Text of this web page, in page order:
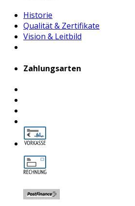
Historie
Qualität & Zertifikate
Vision & Leitbild
Zahlungsarten